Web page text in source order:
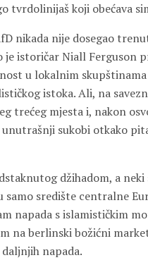
tvrdolinijaš koji obećava
nikada nije dosegao
je istoričar Niall Ferguson
u lokalnim
istoka. Ali, na
trećeg mjesta i, nakon
unutrašnji sukobi otkako
džihadom, a
središte centralne
napada s islamističkim
na berlinski božićni
napada.